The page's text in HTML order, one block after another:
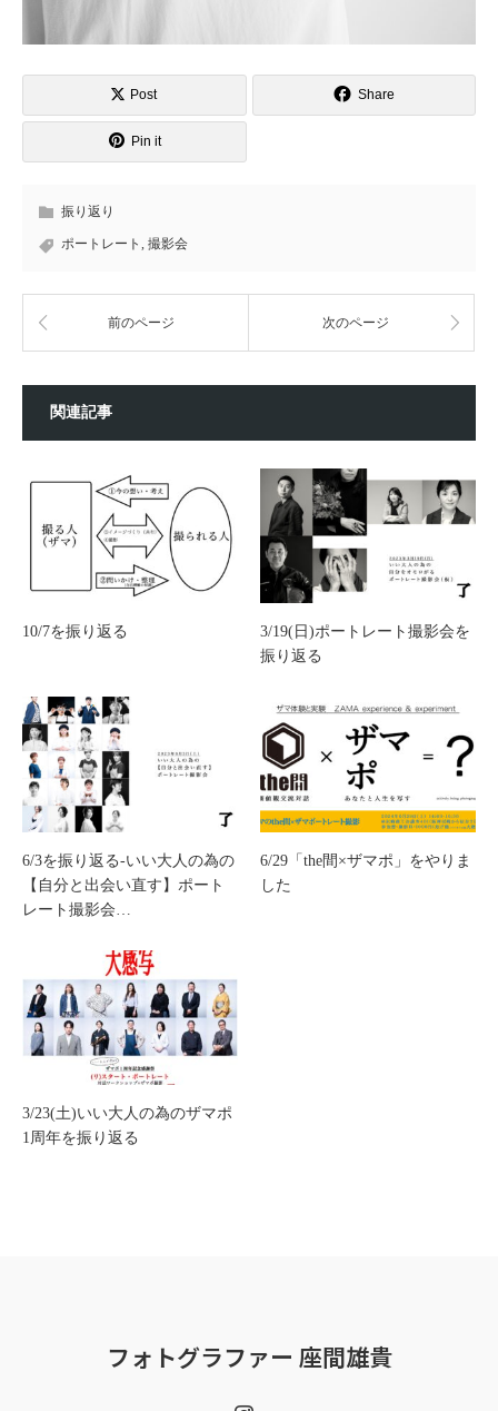
Post Share
Pin it
振り返り
ポートレート , 撮影会
前のページ 次のページ
関連記事
10/7を振り返る
3/19(日)ポートレート撮影会を
振り返る
6/3を振り返る-いい大人の為の
【自分と出会い直す】ポート
レート撮影会…
6/29「the間×ザマポ」をやりま
した
3/23(土)いい大人の為のザマポ
1周年を振り返る
フォトグラファー 座間雄貴